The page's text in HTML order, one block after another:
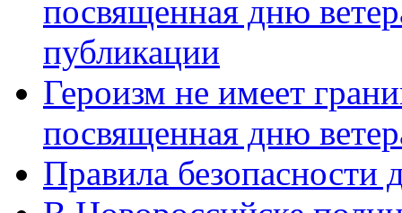
посвященная дню
публикации
Героизм не имеет
посвященная дню
Правила безопасности